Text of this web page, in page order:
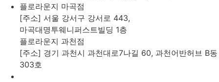
플로라운지 마곡점
[주소] 서울 강서구 강서로 443,
마곡대명투웨니퍼스트빌딩 1층
플로라운지 과천점
[주소] 경기 과천시 과천대로7나길 60, 과천어반허브 B동
303호